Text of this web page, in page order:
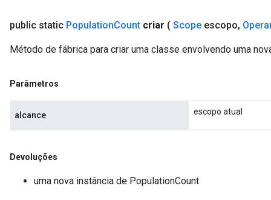
public static PopulationCount criar ( Scope escopo,
Método de fábrica para criar uma classe envolvendo uma
Parâmetros
alcance escopo atual
Devoluções
uma nova instância de PopulationCount